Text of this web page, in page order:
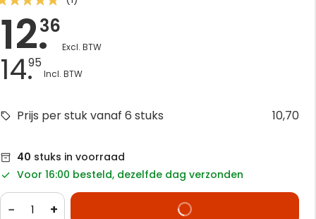
of 100
12.36
14.95
Prijs per stuk vanaf 6 stuks 10,70
40 stuks in voorraad
Voor 16:00 besteld, dezelfde dag verzonden
− +